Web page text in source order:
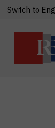
Switch to